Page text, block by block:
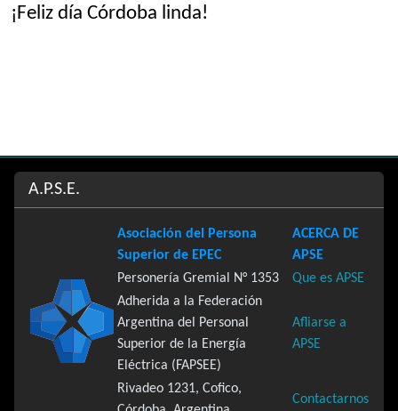
¡Feliz día Córdoba linda!
Site information, links, etc.
A.P.S.E.
Asociación del Persona
Superior de EPEC
ACERCA DE
APSE
Personería Gremial N° 1353
Que es APSE
Adherida a la Federación
Argentina del Personal
Superior de la Energía
Eléctrica (FAPSEE)
Afliarse a
APSE
Rivadeo 1231, Cofico,
Contactarnos